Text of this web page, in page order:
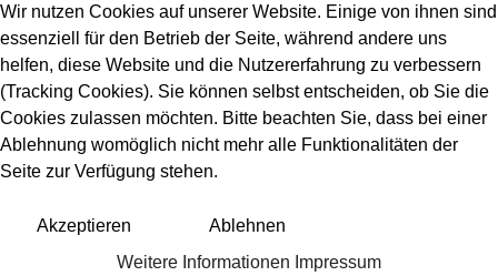
Wir nutzen Cookies auf unserer Website. Einige von ihnen sind
essenziell für den Betrieb der Seite, während andere uns
helfen, diese Website und die Nutzererfahrung zu verbessern
(Tracking Cookies). Sie können selbst entscheiden, ob Sie die
Cookies zulassen möchten. Bitte beachten Sie, dass bei einer
Ablehnung womöglich nicht mehr alle Funktionalitäten der
Seite zur Verfügung stehen.
Akzeptieren
Ablehnen
Weitere Informationen Impressum